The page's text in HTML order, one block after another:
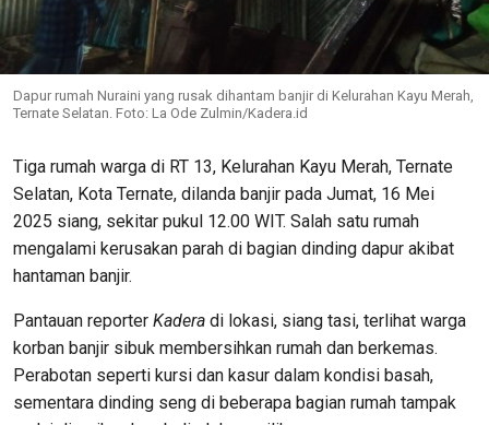
Dapur rumah Nuraini yang rusak dihantam banjir di Kelurahan Kayu Merah,
Ternate Selatan. Foto: La Ode Zulmin/Kadera.id
Tiga rumah warga di RT 13, Kelurahan Kayu Merah, Ternate
Selatan, Kota Ternate, dilanda banjir pada Jumat, 16 Mei
2025 siang, sekitar pukul 12.00 WIT. Salah satu rumah
mengalami kerusakan parah di bagian dinding dapur akibat
hantaman banjir.
Pantauan reporter Kadera di lokasi, siang tasi, terlihat warga
korban banjir sibuk membersihkan rumah dan berkemas.
Perabotan seperti kursi dan kasur dalam kondisi basah,
sementara dinding seng di beberapa bagian rumah tampak